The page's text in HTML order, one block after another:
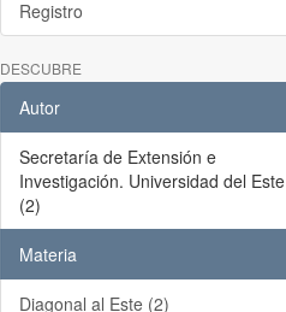
Registro
DESCUBRE
Autor
Secretaría de Extensión e
Investigación. Universidad del Este
(2)
Materia
Diagonal al Este (2)